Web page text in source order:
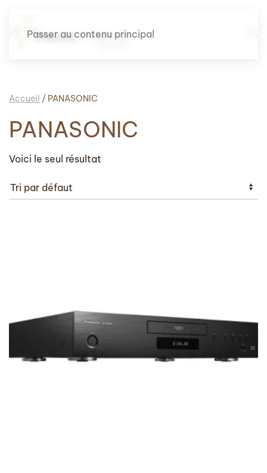
Passer au contenu principal
Accueil / PANASONIC
PANASONIC
Voici le seul résultat